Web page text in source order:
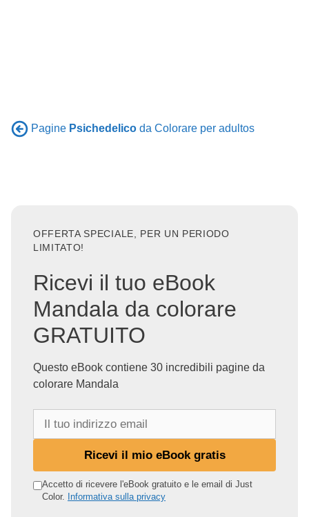
Pagine Psichedelico da Colorare per adultos
OFFERTA SPECIALE, PER UN PERIODO
LIMITATO!
Ricevi il tuo eBook
Mandala da colorare
GRATUITO
Questo eBook contiene 30 incredibili pagine da
colorare Mandala
o
Ricevi il mio eBook gratis
Accetto di ricevere l'eBook gratuito e le email di Just
Color. Informativa sulla privacy